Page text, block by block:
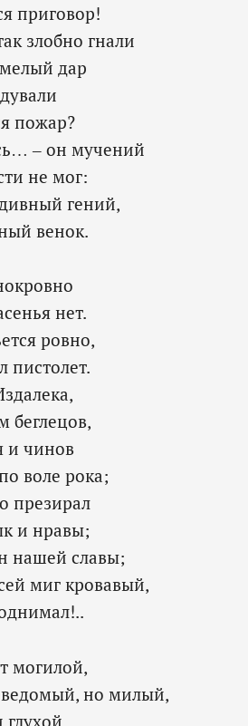
приговор!
злобно гнали
дар
пожар?
– он мучений
не мог:
дивный гений,
венок.
нет.
ровно,
пистолет.
беглецов,
и чинов
воле рока;
презирал
и нравы;
нашей славы;
миг кровавый,
могилой,
но милый,